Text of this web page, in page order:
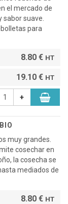
el mercado de
suave.
para
8.80 € HT
19.10 € HT
+
muy grandes.
cosechar en
la cosecha se
mediados de
8.80 € HT